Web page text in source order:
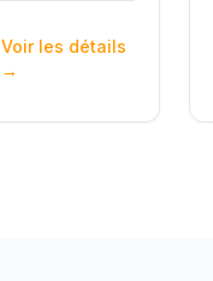
Voir les détails
→